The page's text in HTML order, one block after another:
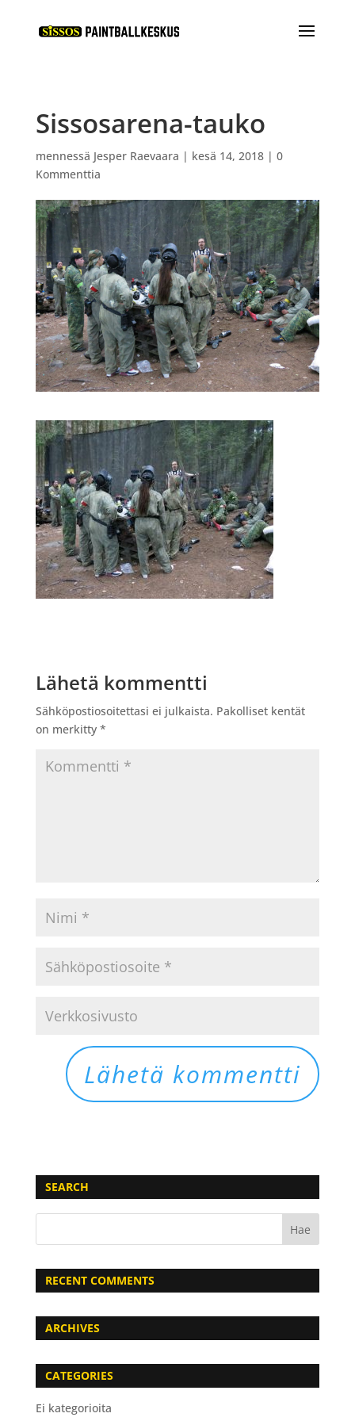
Sissosarena-tauko
mennessä Jesper Raevaara | kesä 14, 2018| 0
Kommenttia
Lähetä kommentti
Sähköpostiosoitettasi ei julkaista. Pakolliset kentät
on merkitty *
SEARCH
RECENT COMMENTS
ARCHIVES
CATEGORIES
Ei kategorioita